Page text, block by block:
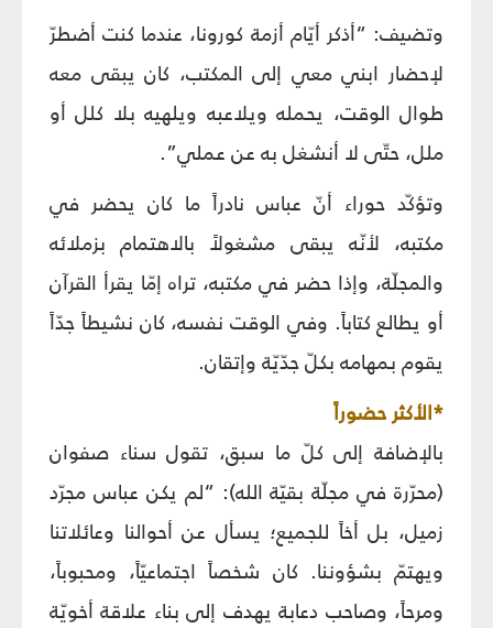
وتضيف: “أذكر أيّام أزمة كورونا، عندما كنت أضطرّ
لإحضار ابني معي إلى المكتب، كان يبقى معه
طوال الوقت، يحمله ويلاعبه ويلهيه بلا كلل أو
ملل، حتّى لا أنشغل به عن عملي”.
وتؤكّد حوراء أنّ عباس نادراً ما كان يحضر في
مكتبه، لأنّه يبقى مشغولاً بالاهتمام بزملائه
والمجلّة، وإذا حضر في مكتبه، تراه إمّا يقرأ القرآن
أو يطالع كتاباً. وفي الوقت نفسه، كان نشيطاً جدّاً
يقوم بمهامه بكلّ جدّيّة وإتقان.
*الأكثر حضوراً
بالإضافة إلى كلّ ما سبق، تقول سناء صفوان
(محرّرة في مجلّة بقيّة الله): “لم يكن عباس مجرّد
زميل، بل أخاً للجميع؛ يسأل عن أحوالنا وعائلاتنا
ويهتمّ بشؤوننا. كان شخصاً اجتماعيّاً، ومحبوباً،
ومرحاً، وصاحب دعابة يهدف إلى بناء علاقة أخويّة